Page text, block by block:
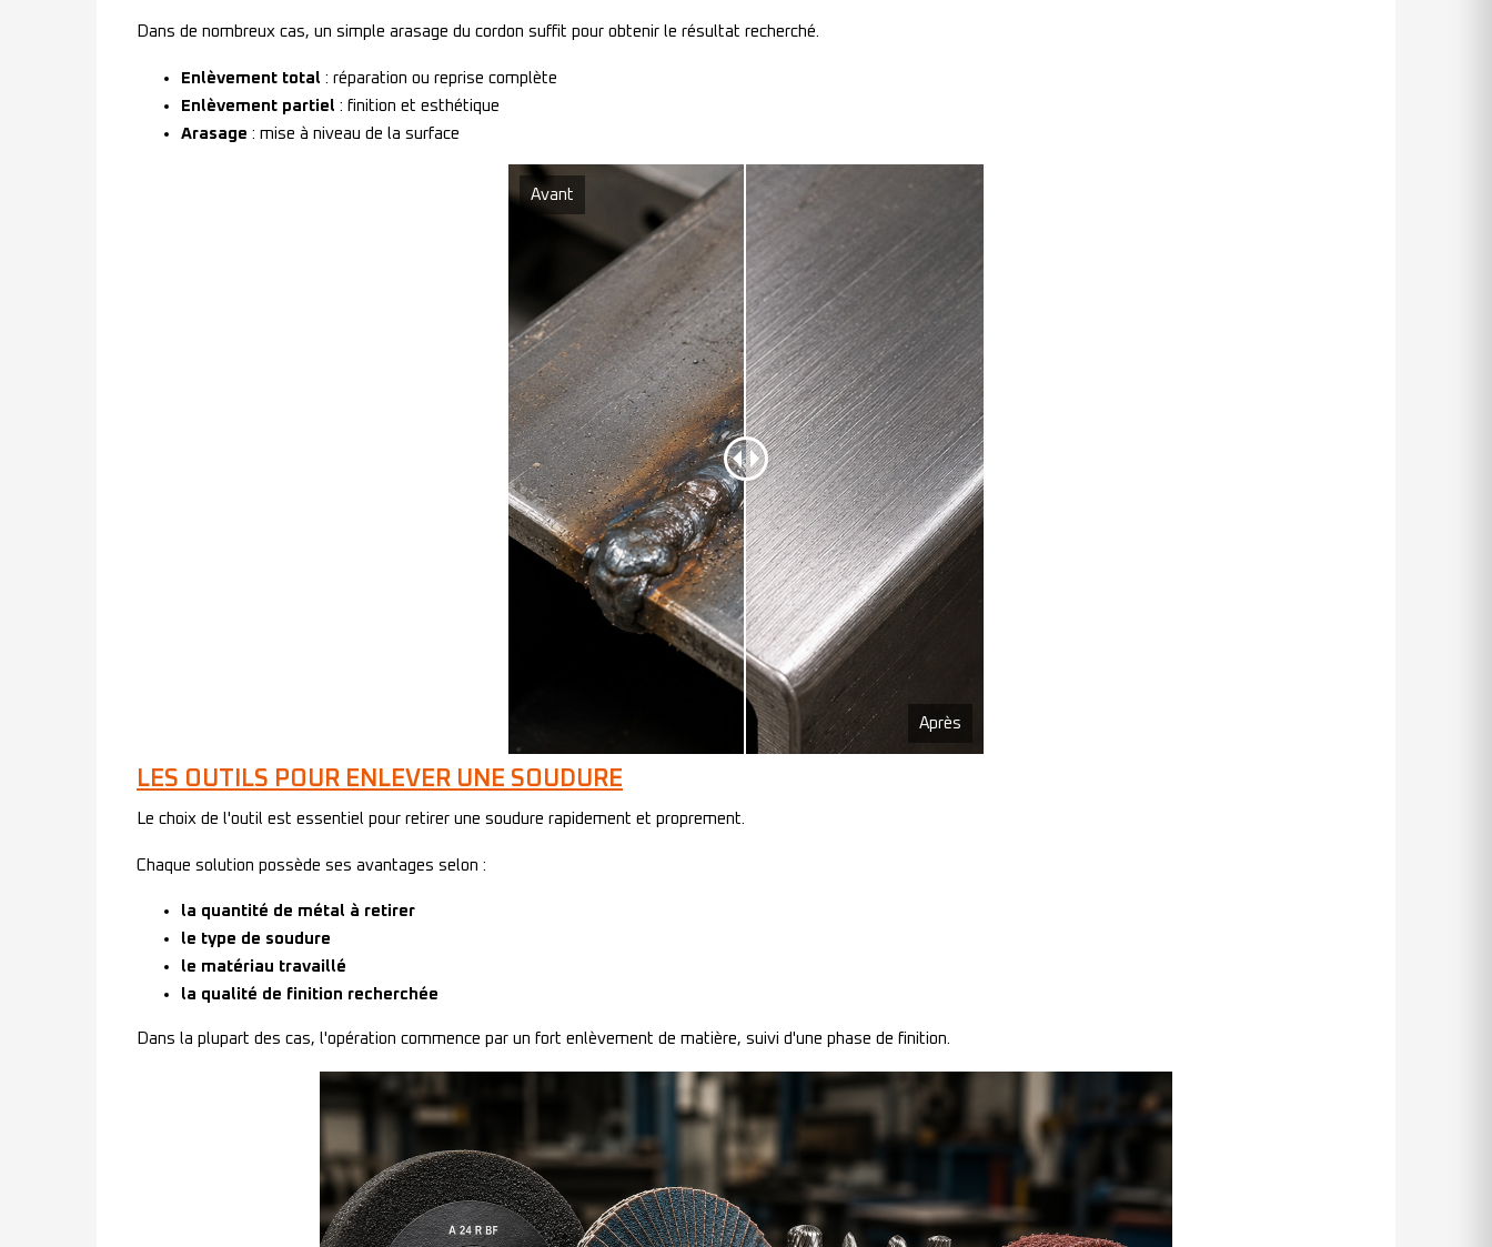
Dans de nombreux cas, un simple arasage du cordon suffit pour obtenir le résultat recherché.
Enlèvement total : réparation ou reprise complète
Enlèvement partiel : finition et esthétique
Arasage : mise à niveau de la surface
Avant
Après
LES OUTILS POUR ENLEVER UNE SOUDURE
Le choix de l'outil est essentiel pour retirer une soudure rapidement et proprement.
Chaque solution possède ses avantages selon :
la quantité de métal à retirer
le type de soudure
le matériau travaillé
la qualité de finition recherchée
Dans la plupart des cas, l'opération commence par un fort enlèvement de matière, suivi d'une phase de finition.